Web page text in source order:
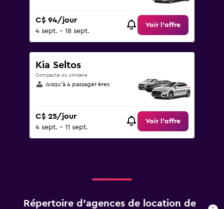
C$ 94/jour
4 sept. - 18 sept.
Voir l’offre
Kia Seltos
Compacte ou similaire
Jusqu’à 4 passager·ères
C$ 25/jour
4 sept. - 11 sept.
Voir l’offre
Répertoire d’agences de location de